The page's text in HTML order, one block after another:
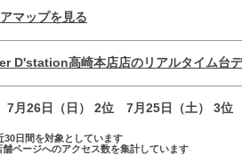
マップを見る
D'station高崎本店店のリアルタイム台
月26日（日） 2位 7月25日（土） 3位
日間を対象としています
ページへのアクセス数を集計しています